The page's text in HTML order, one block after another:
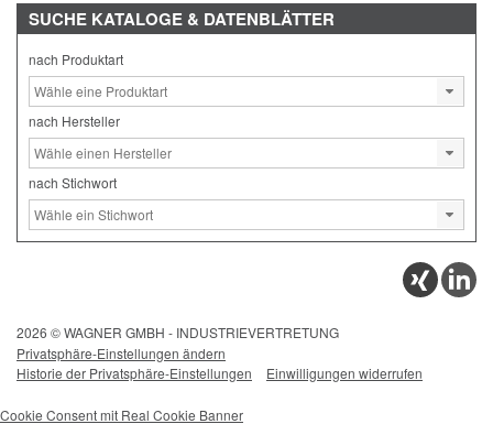
SUCHE KATALOGE & DATENBLÄTTER
nach Produktart
nach Hersteller
nach Stichwort
2026 © WAGNER GMBH - INDUSTRIEVERTRETUNG
Privatsphäre-Einstellungen ändern
Historie der Privatsphäre-Einstellungen
Einwilligungen widerrufen
Cookie Consent mit Real Cookie Banner